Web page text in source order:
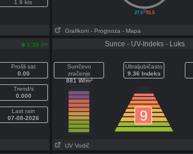
1.9 kts
||
27.5 31.5
Grafikoni - Prognoza - Mapa
1:39 pm
Prošli sat
0.00
Trend/s
0.000
Last rain
07-08-2026
Sunce - UV-Indeks - Luks
Sunčevo
zračenje
881 W/m²
Ultraljubičasto
9.36 Indeks
9
UV Vodič